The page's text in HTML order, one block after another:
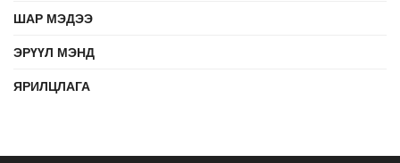
ШАР МЭДЭЭ
ЭРҮҮЛ МЭНД
ЯРИЛЦЛАГА